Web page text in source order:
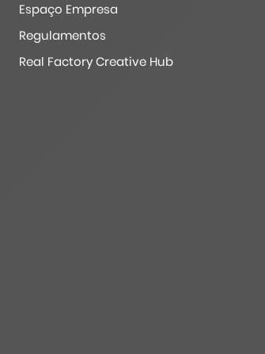
Espaço Empresa
Regulamentos
Real Factory Creative Hub